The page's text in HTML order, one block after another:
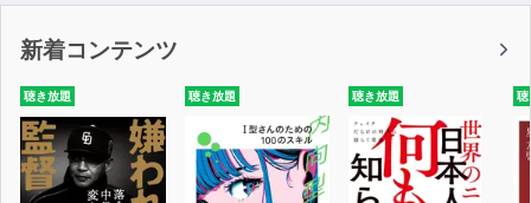
新着コンテンツ
聴き放題 聴き放題 聴き放題 聴